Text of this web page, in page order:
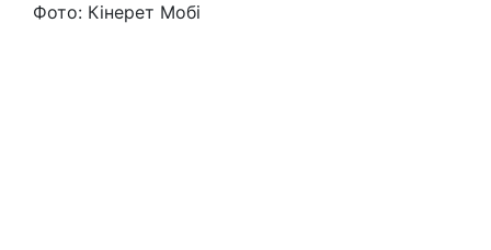
Фото: Кінерет Мобі